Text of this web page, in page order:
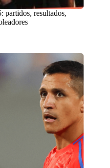
partidos, resultados,